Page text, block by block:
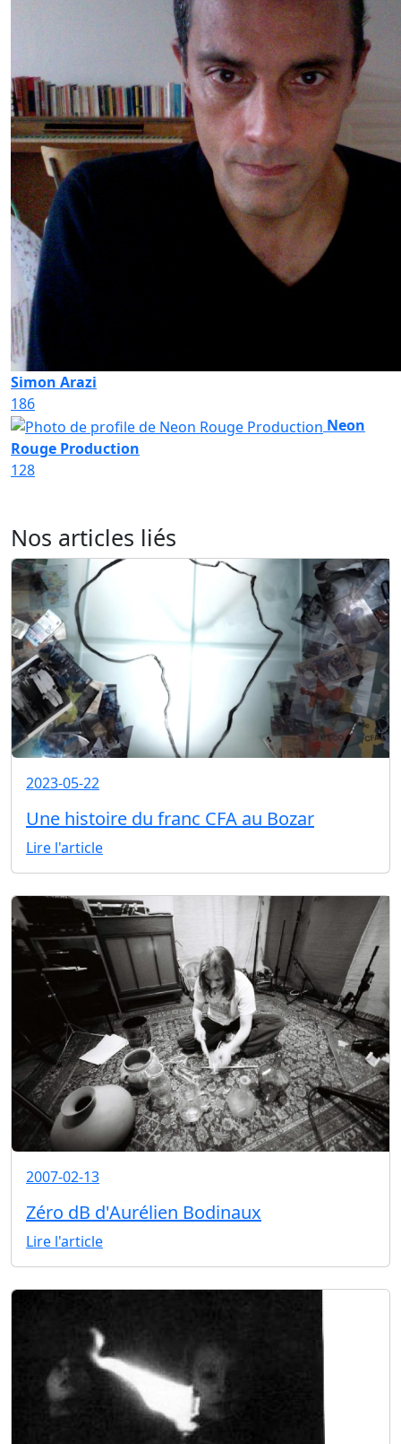
Simon Arazi
186
Neon
Rouge Production
128
Nos articles liés
2023-05-22
Une histoire du franc CFA au Bozar
Lire l'article
2007-02-13
Zéro dB d'Aurélien Bodinaux
Lire l'article